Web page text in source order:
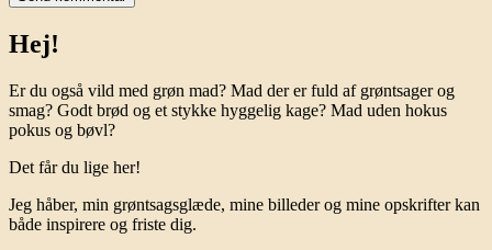
Hej!
Er du også vild med grøn mad? Mad der er fuld af grøntsager og
smag? Godt brød og et stykke hyggelig kage? Mad uden hokus
pokus og bøvl?
Det får du lige her!
Jeg håber, min grøntsagsglæde, mine billeder og mine opskrifter kan
både inspirere og friste dig.